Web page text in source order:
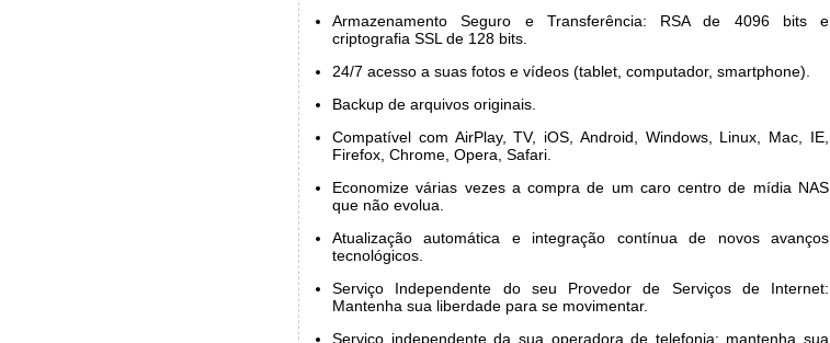
Armazenamento Seguro e Transferência: RSA de 4096 bits e
criptografia SSL de 128 bits.
24/7 acesso a suas fotos e vídeos (tablet, computador, smartphone).
Backup de arquivos originais.
Compatível com AirPlay, TV, iOS, Android, Windows, Linux, Mac, IE,
Firefox, Chrome, Opera, Safari.
Economize várias vezes a compra de um caro centro de mídia NAS
que não evolua.
Atualização automática e integração contínua de novos avanços
tecnológicos.
Serviço Independente do seu Provedor de Serviços de Internet:
Mantenha sua liberdade para se movimentar.
Serviço independente da sua operadora de telefonia: mantenha sua